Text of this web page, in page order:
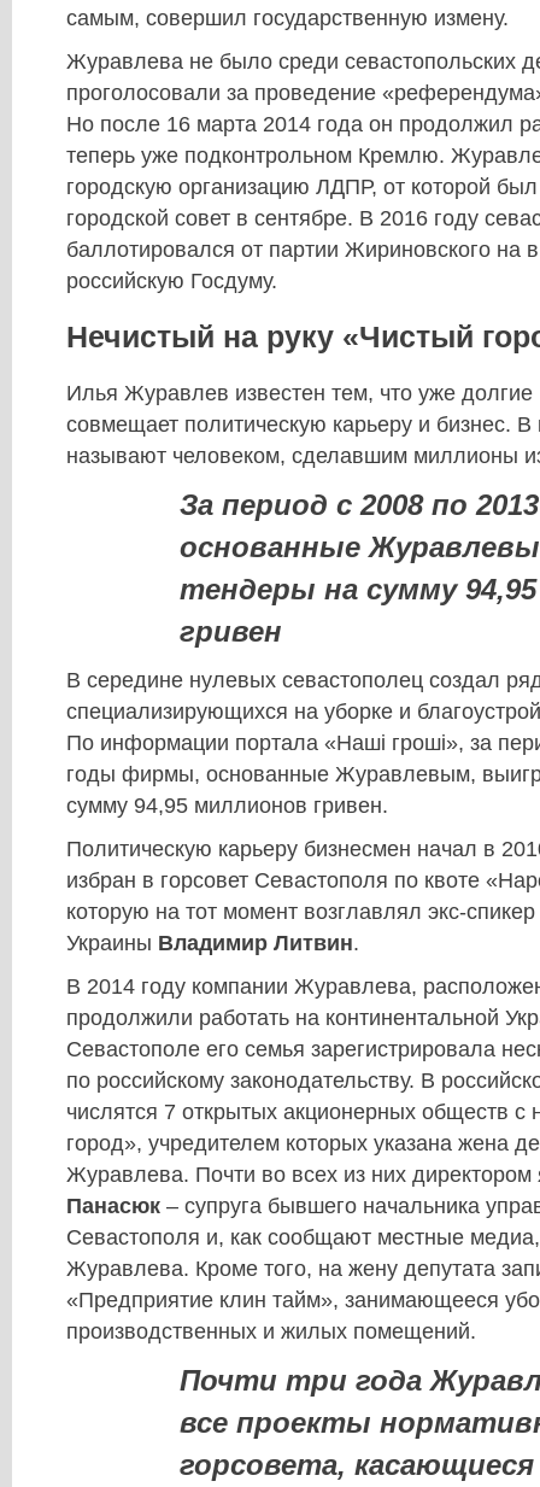
самым, совершил государственную измену.
Журавлева не было среди севастопольских
проголосовали за проведение
Но после 16 марта 2014 года он продолжил
теперь уже подконтрольном Кремлю.
городскую организацию ЛДПР, от которой
городской совет в сентябре. В 2016 году
баллотировался от партии Жириновского на
российскую Госдуму.
Нечистый на руку «Чистый
Илья Журавлев известен тем, что уже долгие
совмещает политическую карьеру и бизнес.
называют человеком, сделавшим миллионы
За период с 2008 по
основанные
тендеры на сумму
гривен
​В середине нулевых севастополец создал
специализирующихся на уборке и
По информации портала «Наші гроші», за
годы фирмы, основанные Журавлевым,
сумму 94,95 миллионов гривен.
Политическую карьеру бизнесмен начал в
избран в горсовет Севастополя по квоте
которую на тот момент возглавлял экс-
Украины Владимир Литвин.
В 2014 году компании Журавлева,
продолжили работать на континентальной
Севастополе его семья зарегистрировала
по российскому законодательству. В
числятся 7 открытых акционерных обществ с
город», учредителем которых указана жена
Журавлева. Почти во всех из них директором
Панасюк – супруга бывшего начальника
Севастополя и, как сообщают местные
Журавлева. Кроме того, на жену депутата
«Предприятие клин тайм», занимающееся
производственных и жилых помещений.
Почти три года
все проекты
горсовета,